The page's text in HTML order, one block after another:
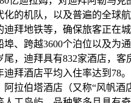
的机队，以及普遍的全球
拜地铁等，确保旅客正在
、跨越3600个泊位以及
，迪拜具有832家酒店，
拜酒店平均入住率达到
拉伯塔酒店（又称“风帆